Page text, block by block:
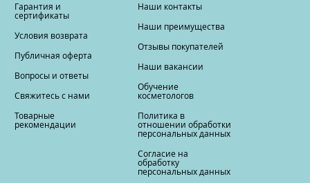
Гарантия и
сертификаты
Условия возврата
Публичная оферта
Вопросы и ответы
Свяжитесь с нами
Товарные
рекомендации
Наши контакты
Наши преимущества
Отзывы покупателей
Наши вакансии
Обучение
косметологов
Политика в
отношении обработки
персональных данных
Согласие на
обработку
персональных данных